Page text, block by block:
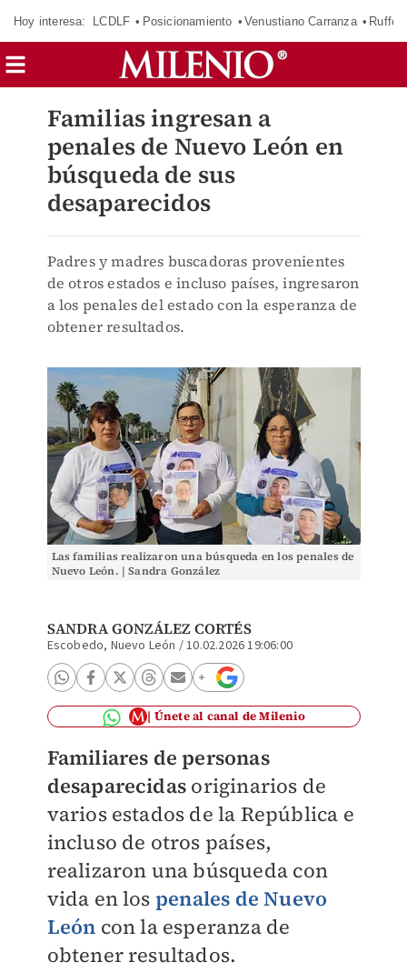
Hoy interesa: LCDLF Posicionamiento Venustiano Carranza Ruffo
Familias ingresan a
penales de Nuevo León en
búsqueda de sus
desaparecidos
Padres y madres buscadoras provenientes
de otros estados e incluso países, ingresaron
a los penales del estado con la esperanza de
obtener resultados.
Las familias realizaron una búsqueda en los penales de
Nuevo León. | Sandra González
SANDRA GONZÁLEZ CORTÉS
Escobedo, Nuevo León /10.02.2026 19:06:00
Únete al canal de Milenio
Familiares de personas
desaparecidas originarios de
varios estados de la República e
incluso de otros países,
realizaron una búsqueda con
vida en los penales de Nuevo
León con la esperanza de
obtener resultados.